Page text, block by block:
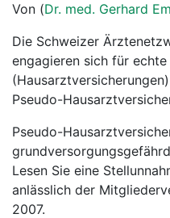
Ratgeber
Rubriken
Von (Dr. med. Gerhard
Die Schweizer
engagieren sich für
Pseudo-
Pseudo-
Lesen Sie eine
anlässlich der
2007.